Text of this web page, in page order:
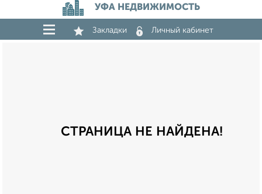
УФА НЕДВИЖИМОСТЬ
Закладки Личный кабинет
СТРАНИЦА НЕ НАЙДЕНА!